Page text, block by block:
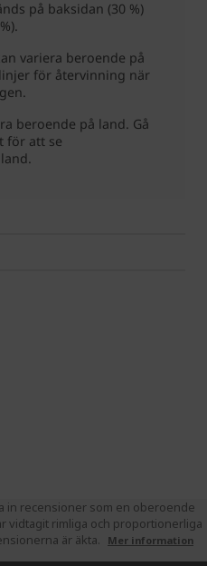
in recensioner som en oberoende
vidtagit rimliga och proportionerliga
är äkta.
Mer information